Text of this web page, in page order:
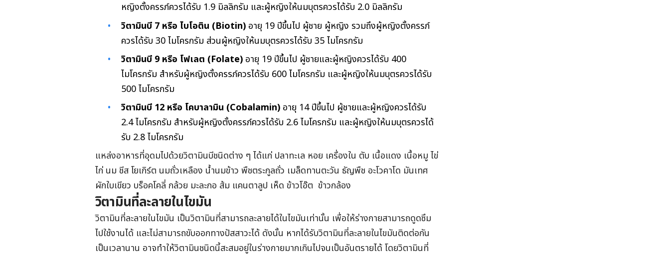
หญิงตั้งครรภ์ควรได้รับ 1.9 มิลลิกรัม และผู้หญิงให้นมบุตรควรได้รับ 2.0 มิลลิกรัม
วิตามินบี 7 หรือ ไบโอติน (Biotin) อายุ 19 ปีขึ้นไป ผู้ชาย ผู้หญิง รวมถึงผู้หญิงตั้งครรภ์
ควรได้รับ 30 ไมโครกรัม ส่วนผู้หญิงให้นมบุตรควรได้รับ 35 ไมโครกรัม
วิตามินบี 9 หรือ โฟเลต (Folate) อายุ 19 ปีขึ้นไป ผู้ชายและผู้หญิงควรได้รับ 400
ไมโครกรัม สำหรับผู้หญิงตั้งครรภ์ควรได้รับ 600 ไมโครกรัม และผู้หญิงให้นมบุตรควรได้รับ
500 ไมโครกรัม
วิตามินบี 12 หรือ โคบาลามิน (Cobalamin) อายุ 14 ปีขึ้นไป ผู้ชายและผู้หญิงควรได้รับ
2.4 ไมโครกรัม สำหรับผู้หญิงตั้งครรภ์ควรได้รับ 2.6 ไมโครกรัม และผู้หญิงให้นมบุตรควรได้
รับ 2.8 ไมโครกรัม
แหล่งอาหารที่อุดมไปด้วยวิตามินบีชนิดต่าง ๆ ได้แก่ ปลาทะเล หอย เครื่องใน ตับ เนื้อแดง เนื้อหมู ไข่
ไก่ นม ชีส โยเกิร์ต นมถั่วเหลือง น้ำนมข้าว พืชตระกูลถั่ว เมล็ดทานตะวัน ธัญพืช อะโวคาโด มันเทศ
ผักใบเขียว บร็อคโคลี่ กล้วย มะละกอ ส้ม แคนตาลูป เห็ด ข้าวโอ๊ต ข้าวกล้อง
วิตามินที่ละลายในไขมัน
วิตามินที่ละลายในไขมัน เป็นวิตามินที่สามารถละลายได้ในไขมันเท่านั้น เพื่อให้ร่างกายสามารถดูดซึม
ไปใช้งานได้ และไม่สามารถขับออกทางปัสสาวะได้ ดังนั้น หากได้รับวิตามินที่ละลายในไขมันติดต่อกัน
เป็นเวลานาน อาจทำให้วิตามินชนิดนี้สะสมอยู่ในร่างกายมากเกินไปจนเป็นอันตรายได้ โดยวิตามินที่